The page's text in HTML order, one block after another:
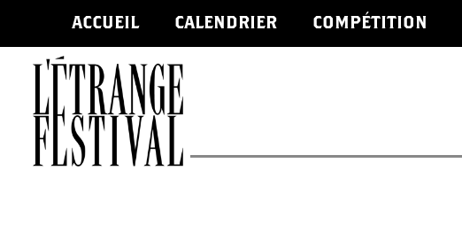
ACCUEIL CALENDRIER COMPÉTITION